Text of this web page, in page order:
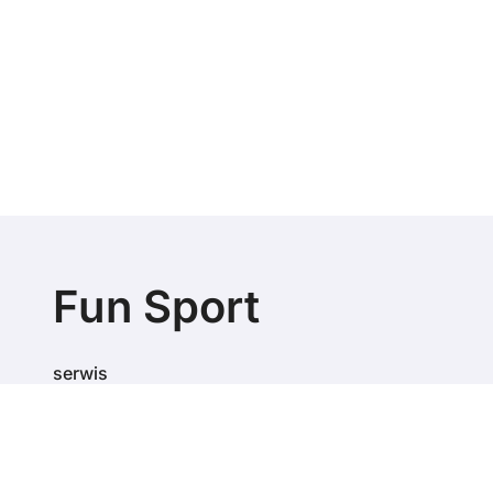
Fun Sport
serwis